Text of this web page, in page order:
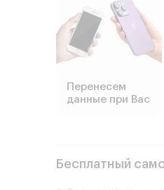
Перенесем
данные при Вас
Бесплатный